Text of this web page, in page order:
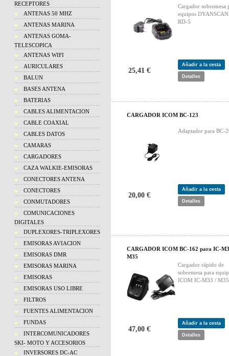
RECEPTORES
ANTENAS 50 MHZ
ANTENAS MARINA
ANTENAS GOMA-
TELESCOPICA
ANTENAS WIFI
AURICULARES
BALUN
BASES ANTENA
BATERIAS
CABLES ALIMENTACION
CABLE COAXIAL
CABLES DATOS
CAMARAS
CARGADORES
CAZA WALKIE-EMISORAS
CONECTORES ANTENA
CONECTORES
CONMUTADORES
COMUNICACIONES
DIGITALES
DUPLEXORES-TRIPLEXORES
EMISORAS AVIACION
EMISORAS DMR
EMISORAS MARINA
EMISORAS
EMISORAS USO LIBRE
FILTROS
FUENTES ALIMENTACION
FUNDAS
INTERCOMUNICADORES
SKI- MOTO Y ACCESORIOS
INVERSORES DC-AC
Cargador sobremesa
equipos
RD-5
25,41 €
Añadir a la cesta
Detalles
CARGADOR ICOM BC-123
Adaptador para BC-
20,00 €
Añadir a la cesta
Detalles
CARGADOR ICOM BC-162 para IC-
M35
Cargador rápido de
sobremesa para
ICOM IC-M33 /
47,00 €
Añadir a la cesta
Detalles